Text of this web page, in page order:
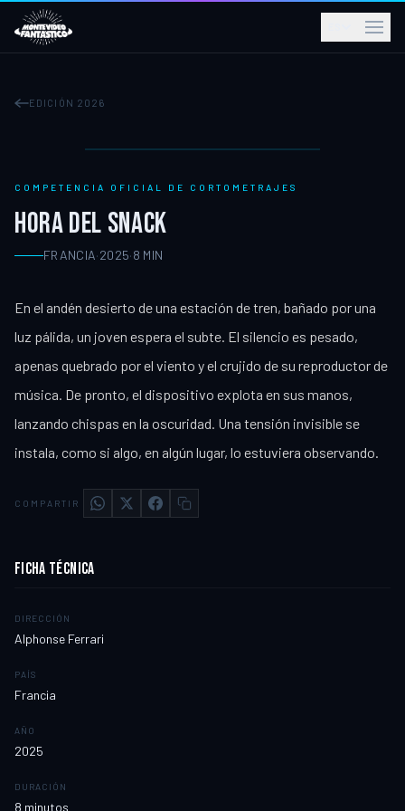
EDICIÓN 2026
COMPETENCIA OFICIAL DE CORTOMETRAJES
HORA DEL SNACK
FRANCIA·2025·8 MIN
En el andén desierto de una estación de tren, bañado por una
luz pálida, un joven espera el subte. El silencio es pesado,
apenas quebrado por el viento y el crujido de su reproductor de
música. De pronto, el dispositivo explota en sus manos,
lanzando chispas en la oscuridad. Una tensión invisible se
instala, como si algo, en algún lugar, lo estuviera observando.
COMPARTIR
FICHA TÉCNICA
DIRECCIÓN
Alphonse Ferrari
PAÍS
Francia
AÑO
2025
DURACIÓN
8 minutos